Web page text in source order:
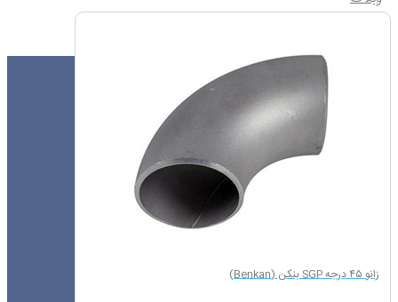
همکاری با ما
تماس با ما
جدول استاندارد لوله
زانو ۴۵ درجه SGP بنکن (Benkan)